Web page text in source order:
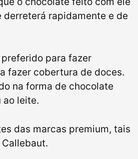
derreterá rapidamente e de
para fazer
fazer cobertura de doces.
na forma de chocolate
ao leite.
das marcas premium, tais